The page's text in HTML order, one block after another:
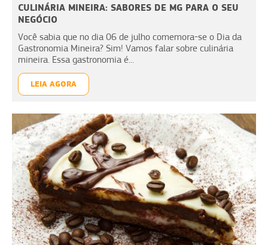
CULINÁRIA MINEIRA: SABORES DE MG PARA O SEU
NEGÓCIO
Você sabia que no dia 06 de julho comemora-se o Dia da
Gastronomia Mineira? Sim! Vamos falar sobre culinária
mineira. Essa gastronomia é...
LEIA AGORA